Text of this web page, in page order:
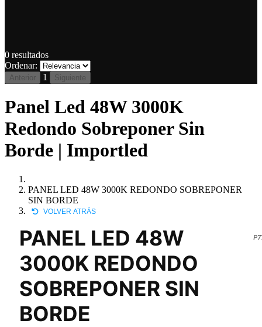
0 resultados
Ordenar:
Anterior 1 Siguiente
Panel Led 48W 3000K
Redondo Sobreponer Sin
Borde | Importled
PANEL LED 48W 3000K REDONDO SOBREPONER
SIN BORDE
VOLVER ATRÁS
PANEL LED 48W
3000K REDONDO
SOBREPONER SIN
BORDE